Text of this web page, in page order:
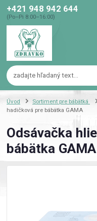
+421 948 942 644
(Po–Pi 8:00–16:00)
Úvod Sortiment pre bábätká
hadičková pre bábätka GAMA
Odsávačka
bábätka GAMA